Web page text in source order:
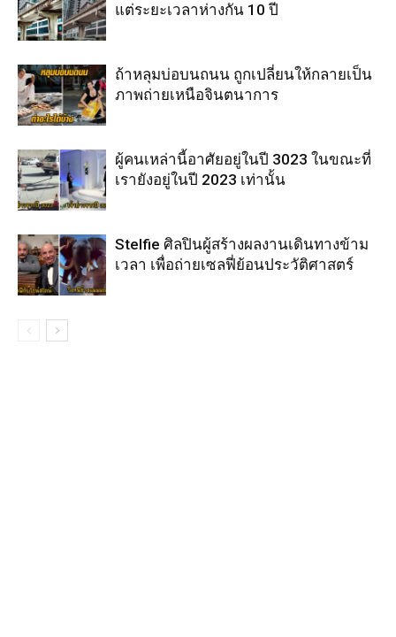
แต่ระยะเวลาห่างกัน 10 ปี
ถ้าหลุมบ่อบนถนน ถูกเปลี่ยนให้กลายเป็น
ภาพถ่ายเหนือจินตนาการ
ผู้คนเหล่านี้อาศัยอยู่ในปี 3023 ในขณะที่
เรายังอยู่ในปี 2023 เท่านั้น
Stelfie ศิลปินผู้สร้างผลงานเดินทางข้าม
เวลา เพื่อถ่ายเซลฟี่ย้อนประวัติศาสตร์